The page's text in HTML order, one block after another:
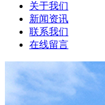
关于我们
新闻资讯
联系我们
在线留言